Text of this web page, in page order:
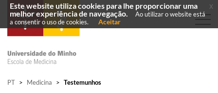
PT > Medicina > Testemunhos
Este website utiliza cookies para lhe proporcionar uma
melhor experiência de navegação.
Ao utilizar o website está
a consentir o uso de cookies.
Aceitar
x